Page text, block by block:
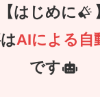
【はじめに
AIによる自
です